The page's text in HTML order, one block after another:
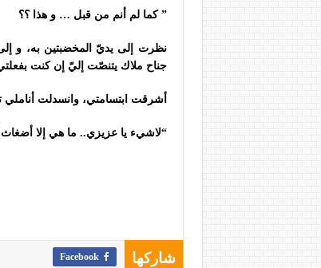
” كما لم أنم من قبل … و هذا ؟؟
نظرت إلى يديّ المخضبتين به، و
جناح ملاك يتنصّت إليّ إن كنت
أشرقت ابتسامتي، وانسدلت
“لاشيء يا عزيزي.. ما هي إلا أضغاث
شاركها Facebook